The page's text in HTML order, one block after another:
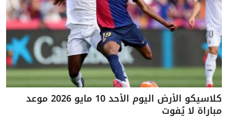
كلاسيكو الأرض اليوم الأحد 10 مايو 2026 موعد
مباراة لا يُفوت